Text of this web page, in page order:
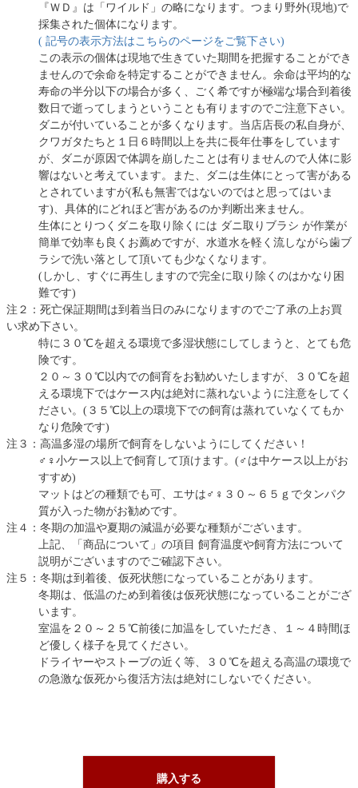
『ＷＤ』は「ワイルド」の略になります。つまり野外(現地)で
採集された個体になります。
( 記号の表示方法はこちらのページをご覧下さい)
この表示の個体は現地で生きていた期間を把握することができ
ませんので余命を特定することができません。余命は平均的な
寿命の半分以下の場合が多く、ごく希ですが極端な場合到着後
数日で逝ってしまうということも有りますのでご注意下さい。
ダニが付いていることが多くなります。当店店長の私自身が、
クワガタたちと１日６時間以上を共に長年仕事をしています
が、ダニが原因で体調を崩したことは有りませんので人体に影
響はないと考えています。また、ダニは生体にとって害がある
とされていますが(私も無害ではないのではと思ってはいま
す)、具体的にどれほど害があるのか判断出来ません。
生体にとりつくダニを取り除くには ダニ取りブラシ が作業が
簡単で効率も良くお薦めですが、水道水を軽く流しながら歯ブ
ラシで洗い落として頂いても少なくなります。
(しかし、すぐに再生しますので完全に取り除くのはかなり困
難です)
注２：死亡保証期間は到着当日のみになりますのでご了承の上お買
い求め下さい。
特に３０℃を超える環境で多湿状態にしてしまうと、とても危
険です。
２０～３０℃以内での飼育をお勧めいたしますが、３０℃を超
える環境下ではケース内は絶対に蒸れないように注意をしてく
ださい。(３５℃以上の環境下での飼育は蒸れていなくてもか
なり危険です)
注３：高温多湿の場所で飼育をしないようにしてください！
♂♀小ケース以上で飼育して頂けます。(♂は中ケース以上がお
すすめ)
マットはどの種類でも可、エサは♂♀３０～６５ｇでタンパク
質が入った物がお勧めです。
注４：冬期の加温や夏期の減温が必要な種類がございます。
上記、「商品について」の項目 飼育温度や飼育方法について
説明がございますのでご確認下さい。
注５：冬期は到着後、仮死状態になっていることがあります。
冬期は、低温のため到着後は仮死状態になっていることがござ
います。
室温を２０～２５℃前後に加温をしていただき、１～４時間ほ
ど優しく様子を見てください。
ドライヤーやストーブの近く等、３０℃を超える高温の環境で
の急激な仮死から復活方法は絶対にしないでください。
購入する